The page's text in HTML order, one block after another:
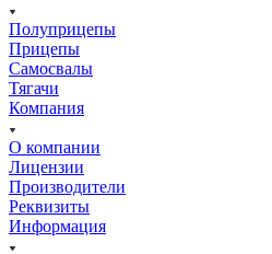
Полуприцепы
Прицепы
Самосвалы
Тягачи
Компания
О компании
Лицензии
Производители
Реквизиты
Информация